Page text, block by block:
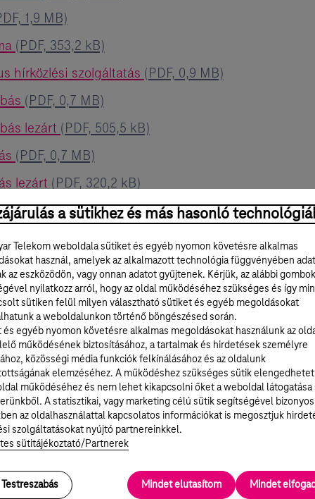
1,9 MB)
(PDF, 353,2 kB)
hírközlési szolgáltatás (PDF, 0,9 MB)
(PDF, 0,7 MB)
lezárt (PDF, 505,5 kB)
(PDF, 0,7 MB)
lezárt (PDF, 320,2 kB)
(PDF, 0,7 MB)
lezárt (PDF, 0,6 MB)
(PDF, 214,6 kB)
lezárt(PDF, 327,9 kB)
szolgáltatás(PDF, 423,1 kB)
szolgáltatás lezárt(PDF, 0,6 MB)
kB)
(PDF, 0,6 MB)
304,2 kB)
a sütikhez és más hasonló
Telekom weboldala sütiket és egyéb nyomon követésre alkalmas
használ, amelyek az alkalmazott technológia függvényében
az eszközödön, vagy onnan adatot gyűjtenek. Kérjük, az alábbi
nyilatkozz arról, hogy az oldal működéséhez szükséges és így
sütiken felül milyen választható sütiket és egyéb megoldásokat
a weboldalunkon történő böngészésed során.
és egyéb nyomon követésre alkalmas megoldásokat használunk az
működésének biztosításához, a tartalmak és hirdetések személyre
közösségi média funkciók felkínálásához és az oldalunk
elemzéséhez. A működéshez szükséges sütik
működéséhez és nem lehet kikapcsolni őket a weboldal látogatása
A statisztikai, vagy marketing célú sütik segítségével bizonyos
az oldalhasználattal kapcsolatos információkat is megosztjuk
szolgáltatásokat nyújtó partnereinkkel.
sütitájékoztató/Partnerek
Testreszabás Mindet elutasítom Mindet